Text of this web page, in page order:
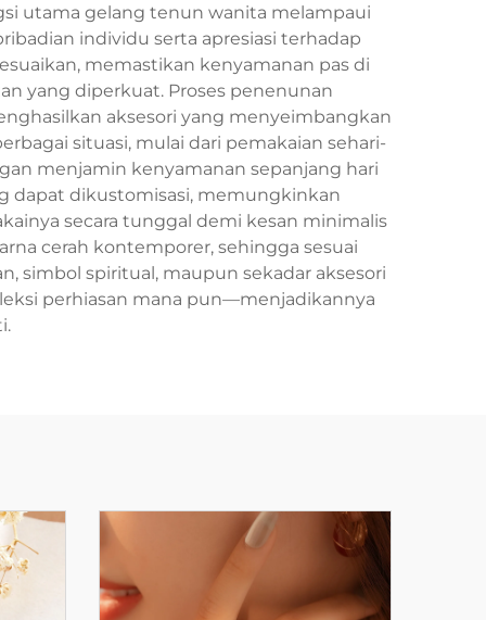
utama gelang tenun wanita melampaui
individu serta apresiasi terhadap
memastikan kenyamanan pas di
yang diperkuat. Proses penenunan
aksesori yang menyeimbangkan
situasi, mulai dari pemakaian sehari-
menjamin kenyamanan sepanjang hari
dapat dikustomisasi, memungkinkan
secara tunggal demi kesan minimalis
cerah kontemporer, sehingga sesuai
simbol spiritual, maupun sekadar aksesori
perhiasan mana pun—menjadikannya